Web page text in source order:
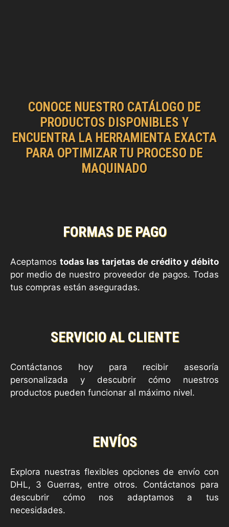
CONOCE NUESTRO CATÁLOGO DE
PRODUCTOS DISPONIBLES Y
ENCUENTRA LA HERRAMIENTA EXACTA
PARA OPTIMIZAR TU PROCESO DE
MAQUINADO
FORMAS DE PAGO
Aceptamos todas las tarjetas de crédito y débito
por medio de nuestro proveedor de pagos. Todas
tus compras están aseguradas.
SERVICIO AL CLIENTE
Contáctanos hoy para recibir asesoría
personalizada y descubrir cómo nuestros
productos pueden funcionar al máximo nivel.
ENVÍOS
Explora nuestras flexibles opciones de envío con
DHL, 3 Guerras, entre otros. Contáctanos para
descubrir cómo nos adaptamos a tus
necesidades.